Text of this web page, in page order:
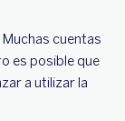
cuentas
es posible que
a utilizar la